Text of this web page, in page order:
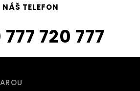
NÁŠ TELEFON
720 777